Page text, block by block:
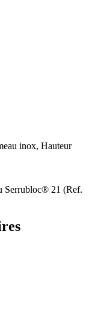
inox, Hauteur
Serrubloc® 21 (Ref.